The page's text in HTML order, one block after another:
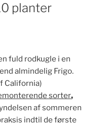
planter
fuld rodkugle i en
almindelig Frigo.
California)
sorter,
af ​​sommeren
indtil de første